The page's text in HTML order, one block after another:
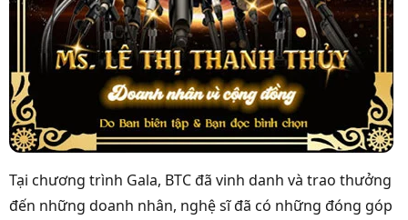
Tại chương trình Gala, BTC đã vinh danh và trao thưởng
đến những doanh nhân, nghệ sĩ đã có những đóng góp